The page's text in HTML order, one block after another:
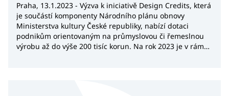
Praha, 13.1.2023 - Výzva k iniciativě Design Credits, která
je součástí komponenty Národního plánu obnovy
Ministerstva kultury České republiky, nabízí dotaci
podnikům orientovaným na průmyslovou či řemeslnou
výrobu až do výše 200 tisíc korun. Na rok 2023 je v rámci